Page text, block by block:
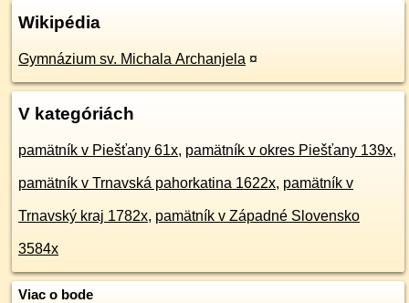
Wikipédia
Gymnázium sv. Michala Archanjela ¤
V kategóriách
pamätník v Piešťany 61x, pamätník v okres Piešťany 139x,
pamätník v Trnavská pahorkatina 1622x, pamätník v
Trnavský kraj 1782x, pamätník v Západné Slovensko
3584x
Viac o bode